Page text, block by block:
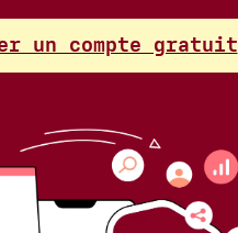
un compte gratuit